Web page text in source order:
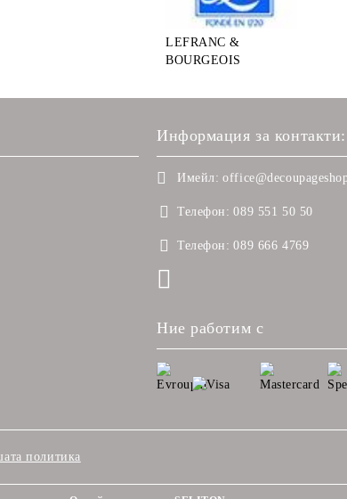
LEFRANC &
BOURGEOIS
Информация за контакти:
Имейл:
Телефон: 089 551 50 50
Телефон: 089 666 4769
Ние работим с
политика